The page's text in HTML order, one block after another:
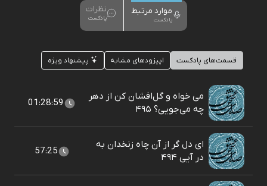
موارد مرتبط
پادکست
نظرات
پادکست
قسمت‌های پادکست اپیزودهای مشابه پیشنهاد ویژه
می خواه و گل‌افشان کن از دهر
چه می‌جویی؟ ۴۹۵
01:28:59
ای دل گر از آن چاه زنخدان به
در آیی ۴۹۴
57:25